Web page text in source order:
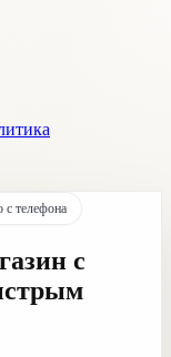
с телефона
с